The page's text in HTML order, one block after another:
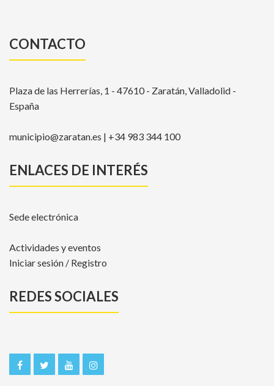
CONTACTO
Plaza de las Herrerías, 1 - 47610 - Zaratán, Valladolid -
España
municipio@zaratan.es | +34 983 344 100
ENLACES DE INTERÉS
Sede electrónica
Actividades y eventos
Iniciar sesión / Registro
REDES SOCIALES